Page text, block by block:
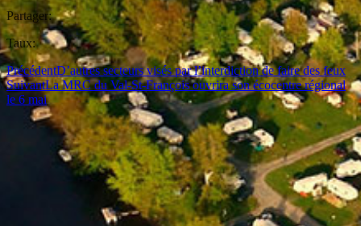
Partager:
Taux:
PrécédentD’autres secteurs visés par l’interdiction de faire des feux
SuivantLa MRC du Val-St-François ouvrira son écocentre régional
le 6 mai